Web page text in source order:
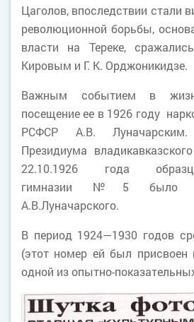
Цаголов, впоследствии стали
революционной борьбы,
власти на Тереке,
Кировым и Г. К. Орджоникидзе.
Важным событием в
посещение ее в 1926 году
РСФСР А.В. Луначарским.
Президиума
22.10.1926 года
гимназии №5 было
А.В.Луначарского.
В период 1924—1930 годов
(этот номер ей был
одной из опытно-